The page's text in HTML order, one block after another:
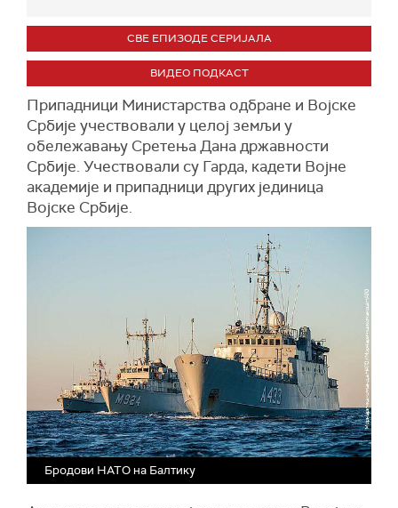
СВЕ ЕПИЗОДЕ СЕРИЈАЛА
ВИДЕО ПОДКАСТ
Припадници Министарства одбране и Војске
Србије учествовали у целој земљи у
обележавању Сретења Дана државности
Србије. Учествовали су Гарда, кадети Војне
академије и припадници других јединица
Војске Србије.
Бродови НАТО на Балтику